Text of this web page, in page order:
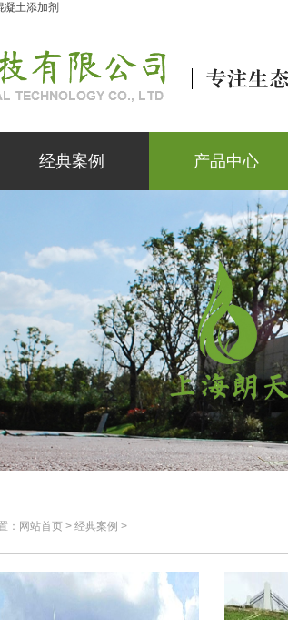
凝土添加剂
经典案例 产品中心
：网站首页 > 经典案例 >